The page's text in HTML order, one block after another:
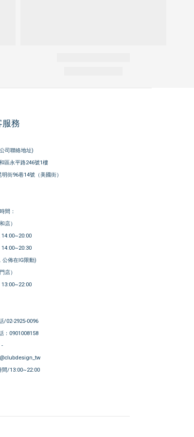
服務
司聯絡地址)
區永平路246號1樓
街96巷14號（美國街）
間：
店）
公佈在IG限動)
店）
/02-2925-0096
：0901008158
-
間/13:00~22:00